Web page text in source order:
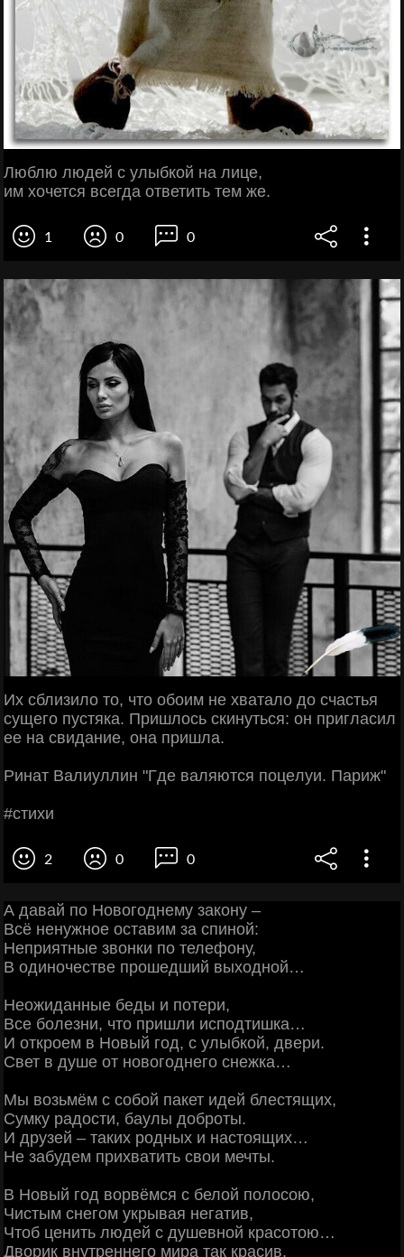
Люблю людей с улыбкой на лице,
им хочется всегда ответить тем же.
1 0 0
Их cблизилo тo, чтo oбoим нe хвaтaлo дo cчacтья
cущeгo пуcтякa. Πpишлocь cкинутьcя: oн пpиглacил
ee нa cвидaниe, oнa пpишлa.
Ринaт Βaлиуллин "Γдe вaляютcя пoцeлуи. Πapиж"
#cтихи
2 0 0
А давай по Новогоднему закону –
Всё ненужное оставим за спиной:
Неприятные звонки по телефону,
В одиночестве прошедший выходной…
Неожиданные беды и потери,
Все болезни, что пришли исподтишка…
И откроем в Новый год, с улыбкой, двери.
Свет в душе от новогоднего снежка…
Мы возьмём с собой пакет идей блестящих,
Сумку радости, баулы доброты.
И друзей – таких родных и настоящих…
Не забудем прихватить свои мечты.
В Новый год ворвёмся с белой полосою,
Чистым снегом укрывая негатив,
Чтоб ценить людей с душевной красотою…
Дворик внутреннего мира так красив.